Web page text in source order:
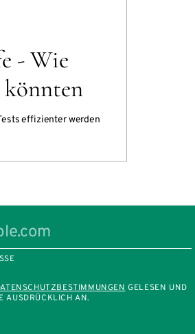
- Wie
könnten
effizienter werden
GELESEN UND
AUSDRÜCKLICH AN.